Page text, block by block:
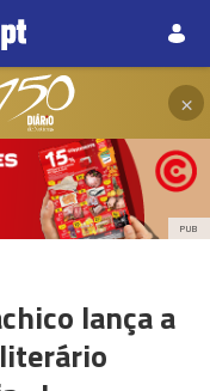
×
PUB
lança a